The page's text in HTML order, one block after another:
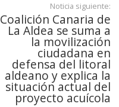
Noticia siguiente:
Coalición Canaria de
La Aldea se suma a
la movilización
ciudadana en
defensa del litoral
aldeano y explica la
situación actual del
proyecto acuícola